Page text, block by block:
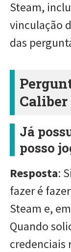
Steam,
vinculação
das
Caliber
Já
posso
Resposta:
fazer é
Steam e,
Quando
credenciais